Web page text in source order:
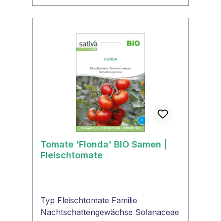
Tomate 'Flonda' BIO Samen |
Fleischtomate
Typ Fleischtomate Familie
Nachtschattengewächse Solanaceae